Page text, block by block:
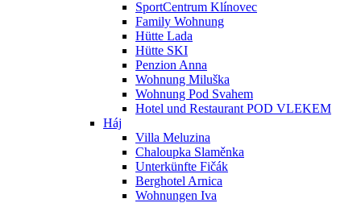
SportCentrum Klínovec
Family Wohnung
Hütte Lada
Hütte SKI
Penzion Anna
Wohnung Miluška
Wohnung Pod Svahem
Hotel und Restaurant POD VLEKEM
Háj
Villa Meluzina
Chaloupka Slaměnka
Unterkünfte Fičák
Berghotel Arnica
Wohnungen Iva